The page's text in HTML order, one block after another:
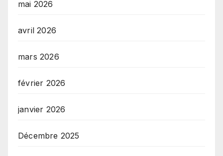
mai 2026
avril 2026
mars 2026
février 2026
janvier 2026
Décembre 2025